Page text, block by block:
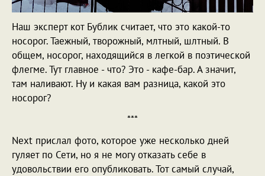
Наш эксперт кот Бублик считает, что это какой-то
носорог. Таежный, творожный, млтный, шлтный. В
общем, носорог, находящийся в легкой в поэтической
флегме. Тут главное - что? Это - кафе-бар. А значит,
там наливают. Ну и какая вам разница, какой это
носорог?
***
Next прислал фото, которое уже несколько дней
гуляет по Сети, но я не могу отказать себе в
удовольствии его опубликовать. Тот самый случай,